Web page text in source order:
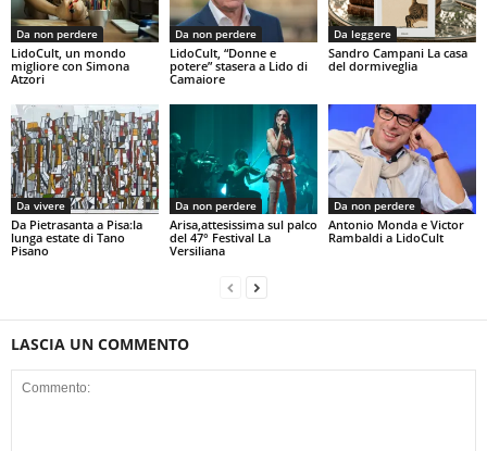
Da non perdere
LidoCult, un mondo
migliore con Simona
Atzori
Da non perdere
LidoCult, “Donne e
potere” stasera a Lido di
Camaiore
Da leggere
Sandro Campani La casa
del dormiveglia
Da vivere
Da Pietrasanta a Pisa:la
lunga estate di Tano
Pisano
Da non perdere
Arisa,attesissima sul palco
del 47° Festival La
Versiliana
Da non perdere
Antonio Monda e Victor
Rambaldi a LidoCult
LASCIA UN COMMENTO